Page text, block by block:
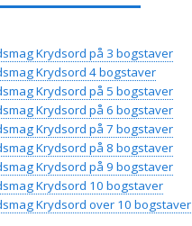
Krydsord på 3 bogstaver
Krydsord 4 bogstaver
Krydsord på 5 bogstaver
Krydsord på 6 bogstaver
Krydsord på 7 bogstaver
Krydsord på 8 bogstaver
Krydsord på 9 bogstaver
Krydsord 10 bogstaver
Krydsord over 10 bogstaver